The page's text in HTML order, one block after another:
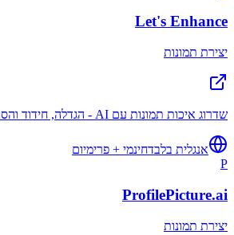
Let's Enhance
יצירת תמונות
שדרוג איכות תמונות עם AI - הגדלה, חידוד והסרת רעש.
אנגלית בלבדחינמי + פרימיום
P
ProfilePicture.ai
יצירת תמונות